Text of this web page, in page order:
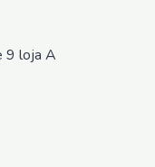
9 loja A